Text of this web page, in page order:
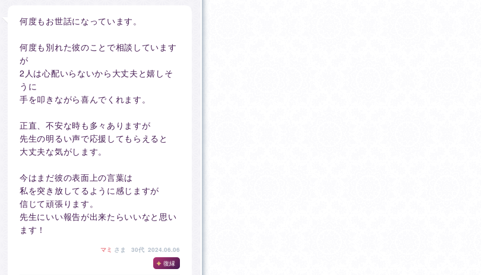
何度もお世話になっています。
何度も別れた彼のことで相談しています
が
2人は心配いらないから大丈夫と嬉しそ
うに
手を叩きながら喜んでくれます。
正直、不安な時も多々ありますが
先生の明るい声で応援してもらえると
大丈夫な気がします。
今はまだ彼の表面上の言葉は
私を突き放してるように感じますが
信じて頑張ります。
先生にいい報告が出来たらいいなと思い
ます！
マミ さま
30代 2024.06.06
復縁